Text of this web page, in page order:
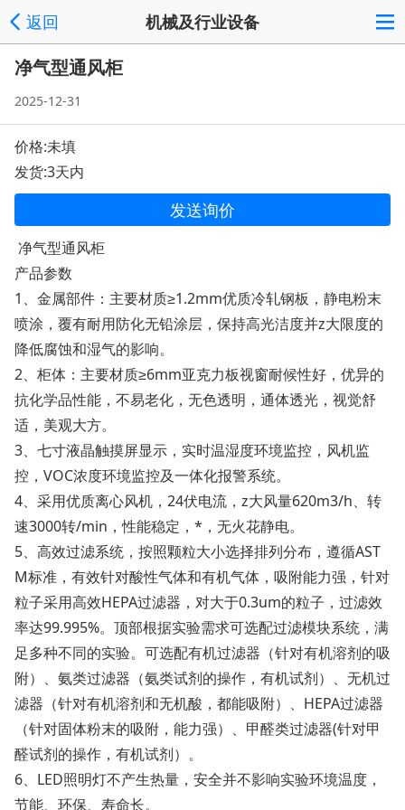
返回 机械及行业设备
净气型通风柜
2025-12-31
价格:未填
发货:3天内
发送询价
净气型通风柜
产品参数
1、金属部件：主要材质≥1.2mm优质冷轧钢板，静电粉末
喷涂，覆有耐用防化无铅涂层，保持高光洁度并z大限度的
降低腐蚀和湿气的影响。
2、柜体：主要材质≥6mm亚克力板视窗耐候性好，优异的
抗化学品性能，不易老化，无色透明，通体透光，视觉舒
适，美观大方。
3、七寸液晶触摸屏显示，实时温湿度环境监控，风机监
控，VOC浓度环境监控及一体化报警系统。
4、采用优质离心风机，24伏电流，z大风量620m3/h、转
速3000转/min，性能稳定，*，无火花静电。
5、高效过滤系统，按照颗粒大小选择排列分布，遵循AST
M标准，有效针对酸性气体和有机气体，吸附能力强，针对
粒子采用高效HEPA过滤器，对大于0.3um的粒子，过滤效
率达99.995%。顶部根据实验需求可选配过滤模块系统，满
足多种不同的实验。可选配有机过滤器（针对有机溶剂的吸
附）、氨类过滤器（氨类试剂的操作，有机试剂）、无机过
滤器（针对有机溶剂和无机酸，都能吸附）、HEPA过滤器
（针对固体粉末的吸附，能力强）、甲醛类过滤器(针对甲
醛试剂的操作，有机试剂）。
6、LED照明灯不产生热量，安全并不影响实验环境温度，
节能、环保、寿命长。